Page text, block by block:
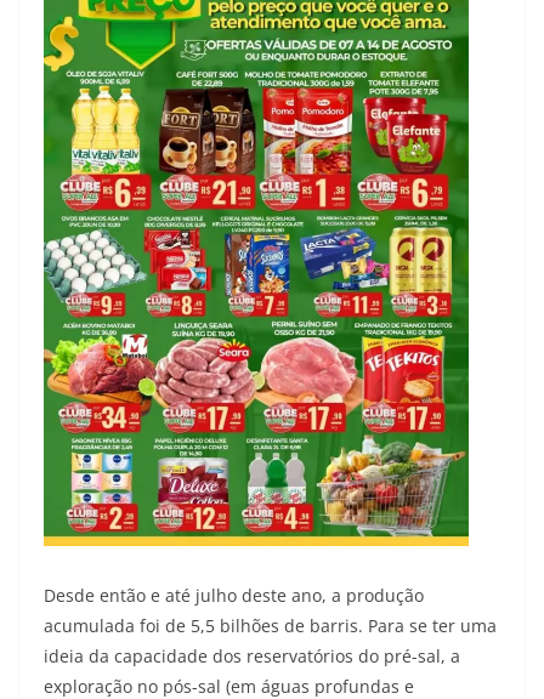
Desde então e até julho deste ano, a produção
acumulada foi de 5,5 bilhões de barris. Para se ter uma
ideia da capacidade dos reservatórios do pré-sal, a
exploração no pós-sal (em águas profundas e